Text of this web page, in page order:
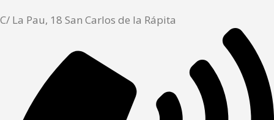
C/ La Pau, 18 San Carlos de la Rápita